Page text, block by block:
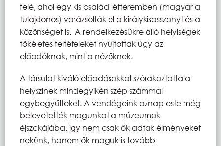
felé, ahol egy kis családi étteremben (magyar a
tulajdonos) varázsolták el a királykisasszonyt és a
közönséget is. A rendelkezésükre álló helyiségek
tökéletes feltételeket nyújtottak úgy az
előadóknak, mint a nézőknek.
A társulat kiváló előadásokkal szórakoztatta a
helyszínek mindegyikén szép számmal
egybegyűlteket. A vendégeink aznap este még
belevetették magunkat a múzeumok
éjszakájába, így nem csak ők adtak élményeket
nekünk, hanem ők maguk is tovább